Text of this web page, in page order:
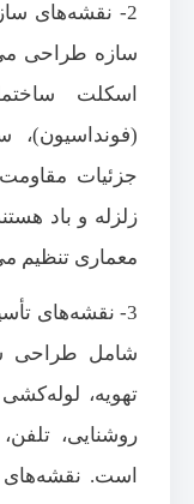
2- نقشه‌های
سازه طراحی
اسکلت
(فونداسیون)،
جزئیات
زلزله و باد
معماری تنظیم
3- نقشه‌های
شامل طراحی
تهویه،
روشنایی،
است. نقشه‌های